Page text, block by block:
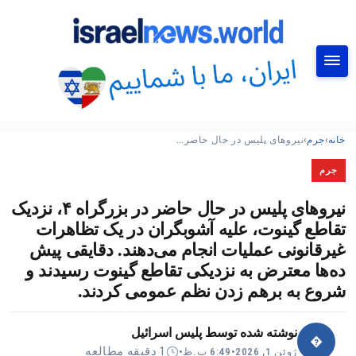
خانه›جرم›نیروهای پلیس در حال حاضر…
جرم
نیروهای پلیس در حال حاضر در بزرگراه ۴، نزدیک
تقاطع گینوت، علیه آشوبگران در یک تظاهرات
غیرقانونی عملیات انجام می‌دهند. دقایقی پیش
ده‌ها معترض به نزدیکی تقاطع گینوت رسیدند و
شروع به برهم زدن نظم عمومی کردند.
�
نوشته شده توسط پلیس اسرائیل
ژوئن 1, 2026 • 6:49 ب.ظ • 1 دقیقه مطالعه